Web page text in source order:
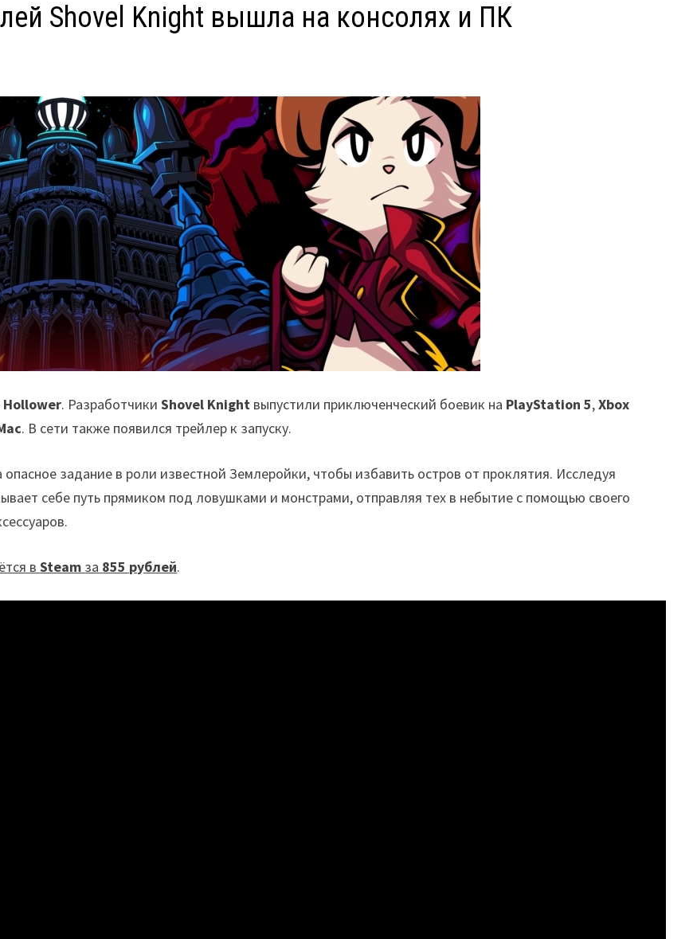
Shovel Knight вышла на консолях и ПК
Hollower. РазработчикиShovel Knight выпустили приключенческий боевик на PlayStation 5,Xbox
. В сети также появился трейлер к запуску.
задание в роли известной Землеройки, чтобы избавить остров от проклятия. Исследуя
себе путь прямиком под ловушками и монстрами, отправляя тех в небытие с помощью своего
вSteam за 855 рублей.